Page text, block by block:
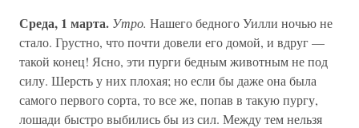
Среда, 1 марта. Утро. Нашего бедного Уилли ночью не
стало. Грустно, что почти довели его домой, и вдруг —
такой конец! Ясно, эти пурги бедным животным не под
силу. Шерсть у них плохая; но если бы даже она была
самого первого сорта, то все же, попав в такую пургу,
лошади быстро выбились бы из сил. Между тем нельзя